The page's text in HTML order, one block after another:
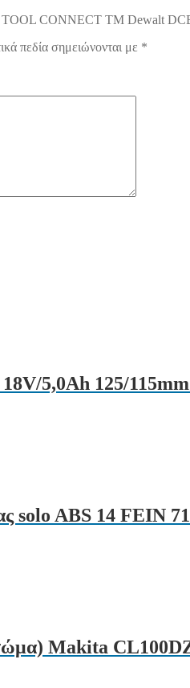
CONNECT TM Dewalt
πεδία σημειώνονται με *
18V/5,0Ah 125/
solo ABS 14 FEIN
Makita